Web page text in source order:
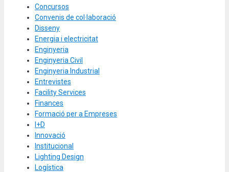
Concursos
Convenis de col·laboració
Disseny
Energia i electricitat
Enginyeria
Enginyeria Civil
Enginyeria Industrial
Entrevistes
Facility Services
Finances
Formació per a Empreses
I+D
Innovació
Institucional
Lighting Design
Logística